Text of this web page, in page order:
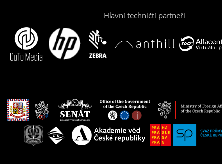
Hlavní techničtí partneři